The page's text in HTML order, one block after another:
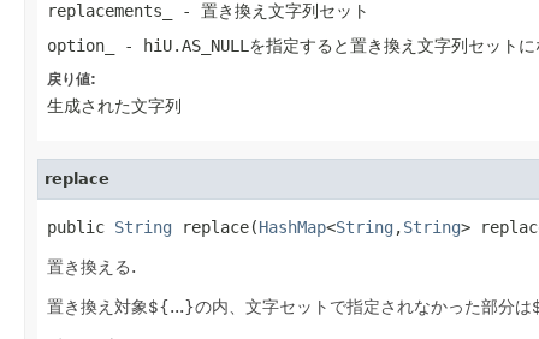
replacements_
- 置き換え文字列セット
option_
- hiU.AS_NULLを指定すると置き換え文字列セット
戻り値:
生成された文字列
replace
public String replace(HashMap<String ,String>
置き換える.
置き換え対象${...}の内、文字セットで指定されなかった部分